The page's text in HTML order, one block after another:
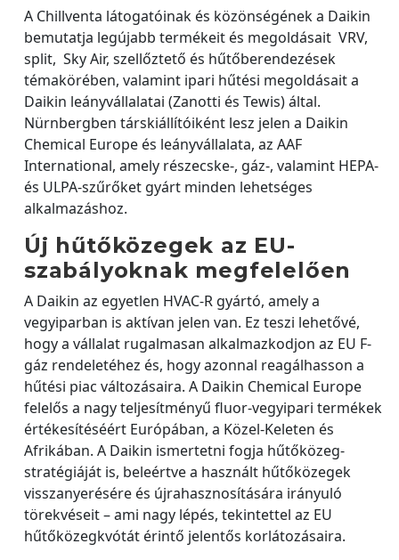
A Chillventa látogatóinak és közönségének a Daikin
bemutatja legújabb termékeit és megoldásait VRV,
split, Sky Air, szellőztető és hűtőberendezések
témakörében, valamint ipari hűtési megoldásait a
Daikin leányvállalatai (Zanotti és Tewis) által.
Nürnbergben társkiállítóiként lesz jelen a Daikin
Chemical Europe és leányvállalata, az AAF
International, amely részecske-, gáz-, valamint HEPA-
és ULPA-szűrőket gyárt minden lehetséges
alkalmazáshoz.
Új hűtőközegek az EU-
szabályoknak megfelelően
A Daikin az egyetlen HVAC-R gyártó, amely a
vegyiparban is aktívan jelen van. Ez teszi lehetővé,
hogy a vállalat rugalmasan alkalmazkodjon az EU F-
gáz rendeletéhez és, hogy azonnal reagálhasson a
hűtési piac változásaira. A Daikin Chemical Europe
felelős a nagy teljesítményű fluor-vegyipari termékek
értékesítéséért Európában, a Közel-Keleten és
Afrikában. A Daikin ismertetni fogja hűtőközeg-
stratégiáját is, beleértve a használt hűtőközegek
visszanyerésére és újrahasznosítására irányuló
törekvéseit – ami nagy lépés, tekintettel az EU
hűtőközegkvótát érintő jelentős korlátozásaira.